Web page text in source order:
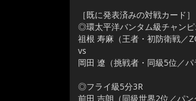
［既に発表済みの対戦カード］
◎環太平洋バンタム級チャン
祖根 寿麻（王者・初防衛戦／
vs
岡田 遼（挑戦者・同級5位／パ
◎フライ級5分3R
前田 吉朗（同級世界2位／パン